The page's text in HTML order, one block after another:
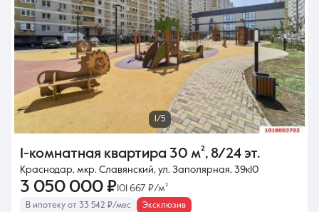
1/5
1-комнатная квартира 30 м², 8/24 эт.
Краснодар, мкр. Славянский, ул. Заполярная, 39к10
3 050 000 ₽101 667 ₽/м²
В ипотеку от 33 542 ₽/мес Эксклюзив